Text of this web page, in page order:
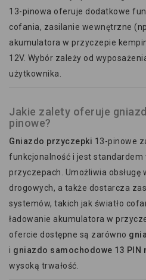
13-pinowa oferuje dodatkowe
cofania, zasilanie wewnętrzne
akumulatora w przyczepie
12V. Wybór zależy od
użytkownika.
Jakie zalety oferuje
pinowe?
Gniazdo przyczepki 13-pinowe
funkcjonalność i jest standardem
przyczepach. Umożliwia obsługę
drogowych, a także dostarcza
systemów, takich jak światło
ładowanie akumulatora w
ofercie dostępne są zarówno
i gniazdo samochodowe 13 PIN
wysoką trwałość.